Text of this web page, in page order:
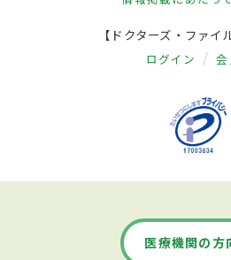
【ドクターズ・ファイ
ログイン
医療機関の方